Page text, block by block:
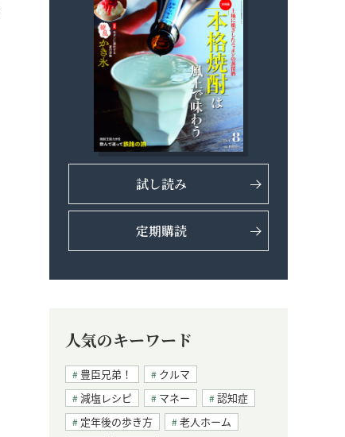
試し読み
定期購読
人気のキーワード
豊臣兄弟！
クルマ
減塩レシピ
マネー
認知症
定年後の歩き方
老人ホーム